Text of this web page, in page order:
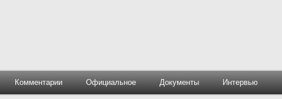
Комментарии Официальное Документы Интервью